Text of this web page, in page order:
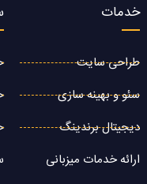
خدمات
طراحی سایت
سئو و بهینه سازی
دیجیتال برندینگ
ارائه خدمات میزبانی